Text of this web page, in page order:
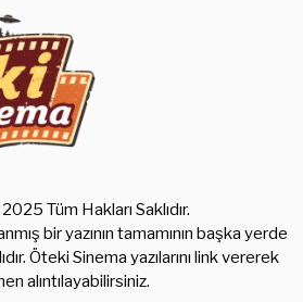
Tüm Hakları Saklıdır.
bir yazının tamamının başka yerde
Öteki Sinema yazılarını link vererek
alıntılayabilirsiniz.